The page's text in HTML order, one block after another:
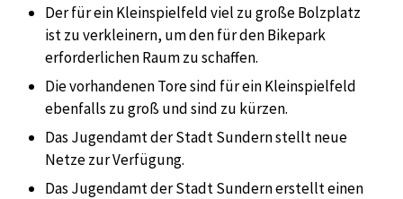
Der für ein Kleinspielfeld viel zu große Bolzplatz
ist zu verkleinern, um den für den Bikepark
erforderlichen Raum zu schaffen.
Die vorhandenen Tore sind für ein Kleinspielfeld
ebenfalls zu groß und sind zu kürzen.
Das Jugendamt der Stadt Sundern stellt neue
Netze zur Verfügung.
Das Jugendamt der Stadt Sundern erstellt einen